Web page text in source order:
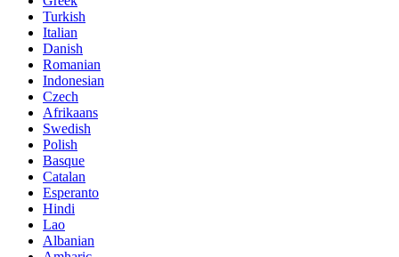
Turkish
Italian
Danish
Romanian
Indonesian
Czech
Afrikaans
Swedish
Polish
Basque
Catalan
Esperanto
Hindi
Lao
Albanian